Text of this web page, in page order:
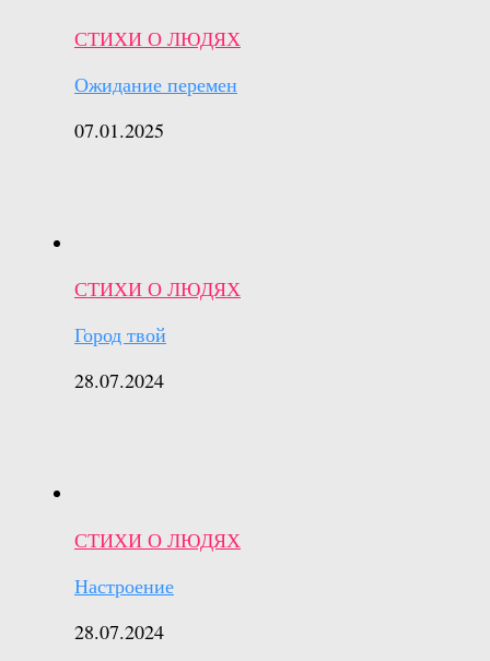
СТИХИ О ЛЮДЯХ
Ожидание перемен
07.01.2025
СТИХИ О ЛЮДЯХ
Город твой
28.07.2024
СТИХИ О ЛЮДЯХ
Настроение
28.07.2024